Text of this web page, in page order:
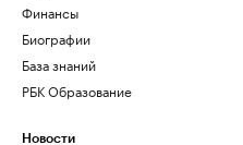
Финансы
Биографии
База знаний
РБК Образование
Новости